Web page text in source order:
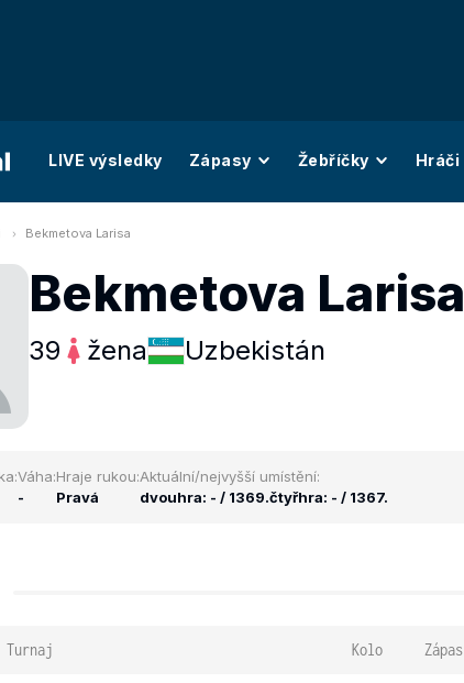
LIVE výsledky Zápasy Žebříčky Hráči
Bekmetova Larisa
Bekmetova Larisa
39 žena Uzbekistán
Váha:
-
Hraje rukou:
Pravá
Aktuální/nejvyšší umístění:
dvouhra: - / 1369.čtyřhra: - / 1367.
Turnaj Kolo Zápas